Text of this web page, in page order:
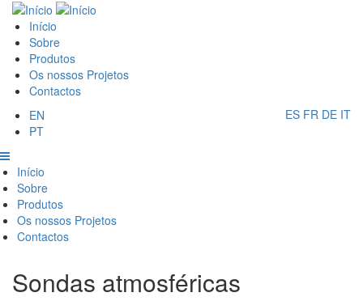
Passar
para
conteúdo
principal
Main
navigation
Início
Sobre
Produtos
Os nossos Projetos
Contactos
EN
PT
ES FR DE IT
Main
navigation
Início
Sobre
Produtos
Os nossos Projetos
Contactos
Sondas atmosféricas